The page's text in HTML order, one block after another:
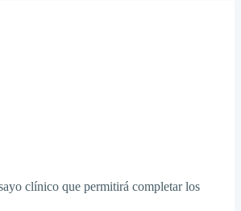
clínico que permitirá completar los